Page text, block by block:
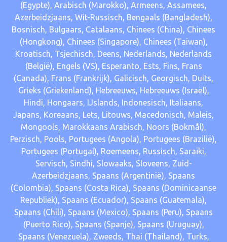
(Egypte), Arabisch (Marokko), Armeens, Assamees,
Azerbeidzjaans, Wit-Russisch, Bengaals (Bangladesh),
Bosnisch, Bulgaars, Catalaans, Chinees (China), Chinees
(Hongkong), Chinees (Singapore), Chinees (Taiwan),
Kroatisch, Tsjechisch, Deens, Nederlands, Nederlands
(België), Engels (VS), Esperanto, Ests, Fins, Frans
(Canada), Frans (Frankrijk), Galicisch, Georgisch, Duits,
Grieks (Griekenland), Hebreeuws, Hebreeuws (Israël),
Hindi, Hongaars, IJslands, Indonesisch, Italiaans,
Japans, Koreaans, Lets, Litouws, Macedonisch, Maleis,
Mongools, Marokkaans Arabisch, Noors (Bokmål),
Perzisch, Pools, Portugees (Angola), Portugees (Brazilië),
Portugees (Portugal), Roemeens, Russisch, Saraïki,
Servisch, Sindhi, Slowaaks, Sloveens, Zuid-
Azerbeidzjaans, Spaans (Argentinië), Spaans
(Colombia), Spaans (Costa Rica), Spaans (Dominicaanse
Republiek), Spaans (Ecuador), Spaans (Guatemala),
Spaans (Chili), Spaans (Mexico), Spaans (Peru), Spaans
(Puerto Rico), Spaans (Spanje), Spaans (Uruguay),
Spaans (Venezuela), Zweeds, Thai (Thailand), Turks,